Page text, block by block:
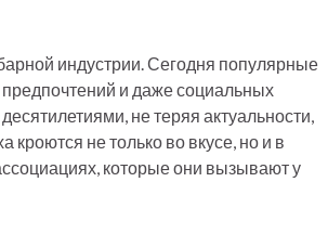
индустрии. Сегодня популярные
и даже социальных
не теряя актуальности,
не только во вкусе, но и в
которые они вызывают у